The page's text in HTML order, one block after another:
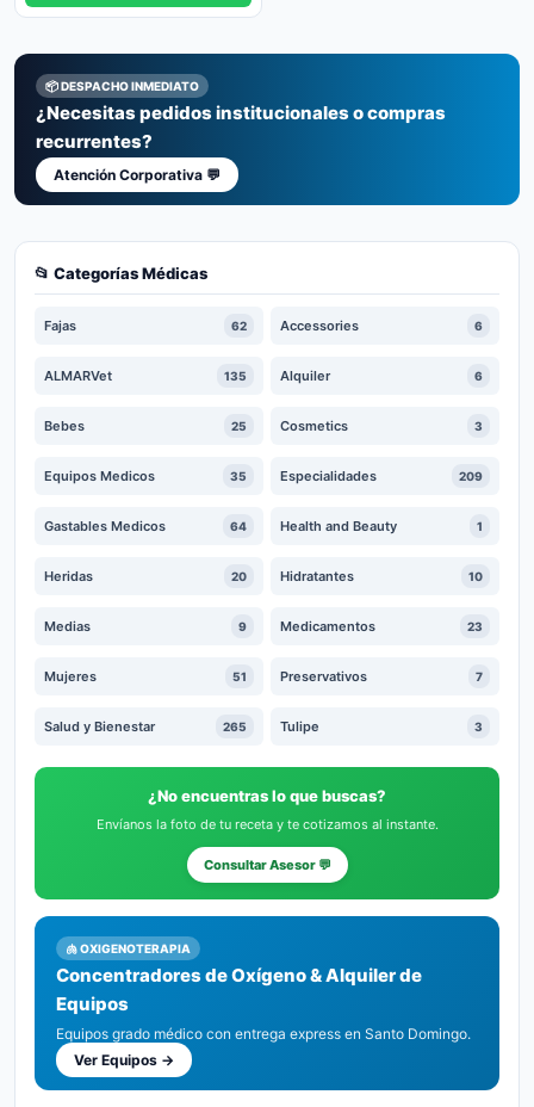
📂 Categorías Médicas
Fajas 62 Accessories 6
ALMARVet 135 Alquiler 6
Bebes 25 Cosmetics 3
Equipos Medicos 35 Especialidades 209
Gastables Medicos 64 Health and Beauty 1
Heridas 20 Hidratantes 10
Medias 9 Medicamentos 23
Mujeres 51 Preservativos 7
Salud y Bienestar 265 Tulipe 3
¿No encuentras lo que buscas?
Envíanos la foto de tu receta y te cotizamos al instante.
Consultar Asesor 💬
🫁 OXIGENOTERAPIA
Concentradores de Oxígeno & Alquiler de
Equipos
Equipos grado médico con entrega express en Santo Domingo.
Ver Equipos →
RD$1,700.00.
RD$1,650.00.
📦 DESPACHO INMEDIATO
¿Necesitas pedidos institucionales o compras
recurrentes?
Atención Corporativa 💬